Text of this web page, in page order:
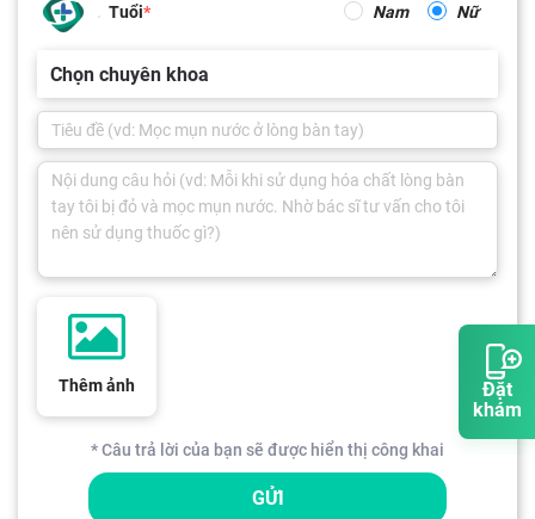
Đặt
khám
Tuổi Nam Nữ
Chọn chuyên khoa
Thêm ảnh
* Câu trả lời của bạn sẽ được hiển thị công khai
GỬI